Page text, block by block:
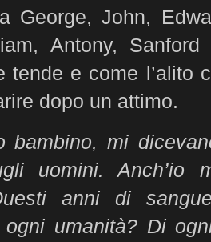
George, John,
Antony,
tende e come l’alito
dopo un attimo.
bambino, mi
uomini. Anch’io
anni di
umanità? Di